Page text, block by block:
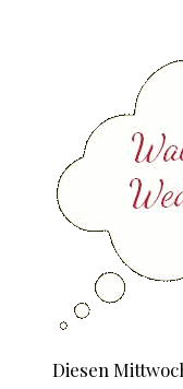
Diesen